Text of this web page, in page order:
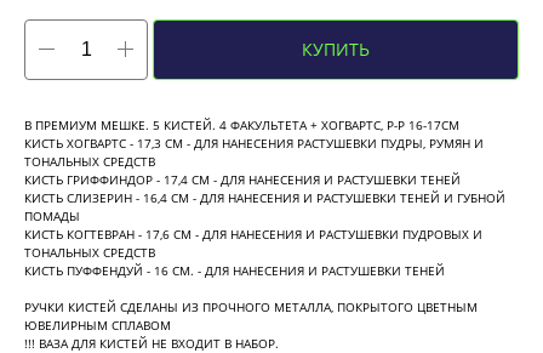
КУПИТЬ
В ПРЕМИУМ МЕШКЕ. 5 КИСТЕЙ. 4 ФАКУЛЬТЕТА + ХОГВАРТС, Р-Р 16-17СМ
КИСТЬ ХОГВАРТС - 17,3 СМ - ДЛЯ НАНЕСЕНИЯ РАСТУШЕВКИ ПУДРЫ, РУМЯН И
ТОНАЛЬНЫХ СРЕДСТВ
КИСТЬ ГРИФФИНДОР - 17,4 СМ - ДЛЯ НАНЕСЕНИЯ И РАСТУШЕВКИ ТЕНЕЙ
КИСТЬ СЛИЗЕРИН - 16,4 СМ - ДЛЯ НАНЕСЕНИЯ И РАСТУШЕВКИ ТЕНЕЙ И ГУБНОЙ
ПОМАДЫ
КИСТЬ КОГТЕВРАН - 17,6 СМ - ДЛЯ НАНЕСЕНИЯ И РАСТУШЕВКИ ПУДРОВЫХ И
ТОНАЛЬНЫХ СРЕДСТВ
КИСТЬ ПУФФЕНДУЙ - 16 СМ. - ДЛЯ НАНЕСЕНИЯ И РАСТУШЕВКИ ТЕНЕЙ
РУЧКИ КИСТЕЙ СДЕЛАНЫ ИЗ ПРОЧНОГО МЕТАЛЛА, ПОКРЫТОГО ЦВЕТНЫМ
ЮВЕЛИРНЫМ СПЛАВОМ
!!! ВАЗА ДЛЯ КИСТЕЙ НЕ ВХОДИТ В НАБОР.